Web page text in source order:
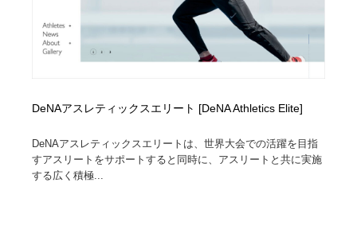
DeNAアスレティックスエリート [DeNA Athletics Elite]
DeNAアスレティックスエリートは、世界大会での活躍を目指
すアスリートをサポートすると同時に、アスリートと共に実施
する広く積極...